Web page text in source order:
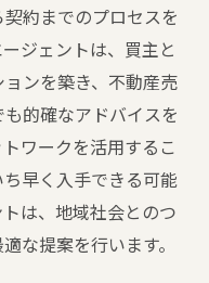
約までのプロセスを
ジェントは、買主と
ンを築き、不動産売
的確なアドバイスを
ワークを活用するこ
早く入手できる可能
は、地域社会とのつ
な提案を行います。